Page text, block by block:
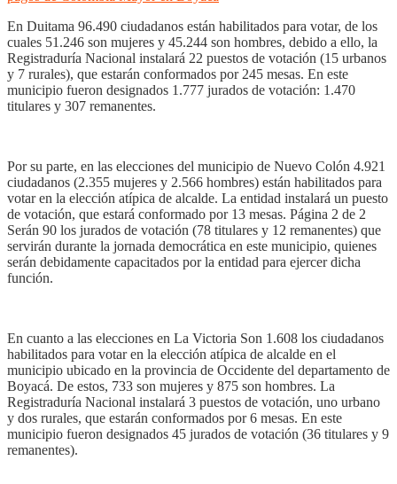
En Duitama 96.490 ciudadanos están habilitados para votar, de los
cuales 51.246 son mujeres y 45.244 son hombres, debido a ello, la
Registraduría Nacional instalará 22 puestos de votación (15 urbanos
y 7 rurales), que estarán conformados por 245 mesas. En este
municipio fueron designados 1.777 jurados de votación: 1.470
titulares y 307 remanentes.
Por su parte, en las elecciones del municipio de Nuevo Colón 4.921
ciudadanos (2.355 mujeres y 2.566 hombres) están habilitados para
votar en la elección atípica de alcalde. La entidad instalará un puesto
de votación, que estará conformado por 13 mesas. Página 2 de 2
Serán 90 los jurados de votación (78 titulares y 12 remanentes) que
servirán durante la jornada democrática en este municipio, quienes
serán debidamente capacitados por la entidad para ejercer dicha
función.
En cuanto a las elecciones en La Victoria Son 1.608 los ciudadanos
habilitados para votar en la elección atípica de alcalde en el
municipio ubicado en la provincia de Occidente del departamento de
Boyacá. De estos, 733 son mujeres y 875 son hombres. La
Registraduría Nacional instalará 3 puestos de votación, uno urbano
y dos rurales, que estarán conformados por 6 mesas. En este
municipio fueron designados 45 jurados de votación (36 titulares y 9
remanentes).